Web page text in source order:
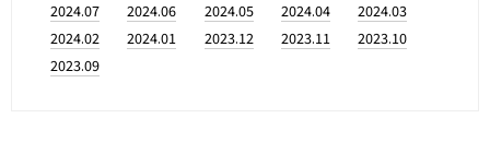
2024.07
2024.06 2024.05 2024.04
2024.03
2024.02
2024.01 2023.12 2023.11
2023.10
2023.09